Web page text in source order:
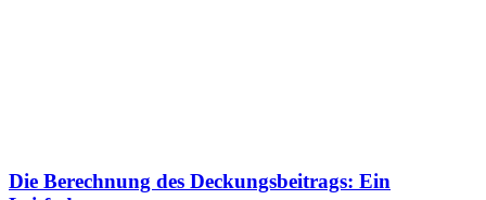
Die Berechnung des Deckungsbeitrags: Ein